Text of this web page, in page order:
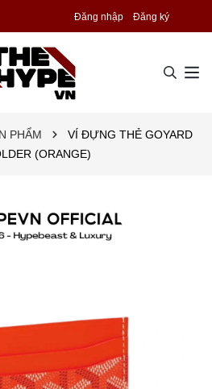
Đăng nhập Đăng ký
PHẨM
VÍ ĐỰNG THẺ GOYARD
(ORANGE)